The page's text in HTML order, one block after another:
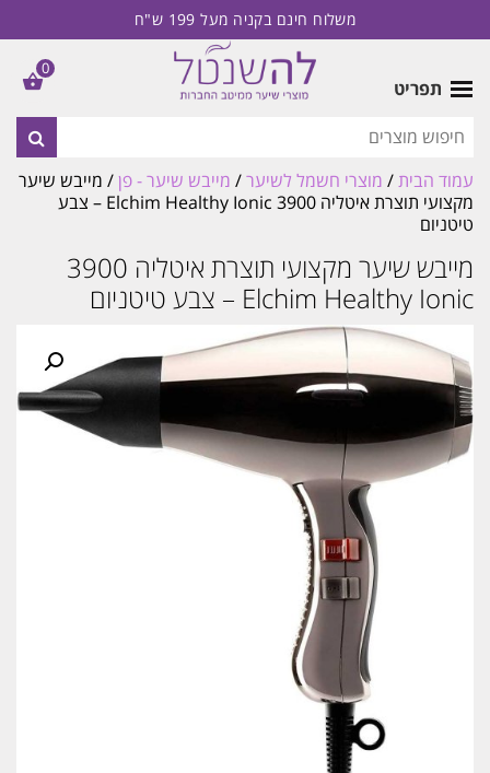
משלוח חינם בקניה מעל 199 ש"ח
תפריט
עמוד הבית/ מוצרי חשמל לשיער/ מייבש שיער - פן/ מייבש שיער
מקצועי תוצרת איטליה 3900 Elchim Healthy Ionic – צבע
טיטניום
מייבש שיער מקצועי תוצרת איטליה 3900
Elchim Healthy Ionic – צבע טיטניום
0